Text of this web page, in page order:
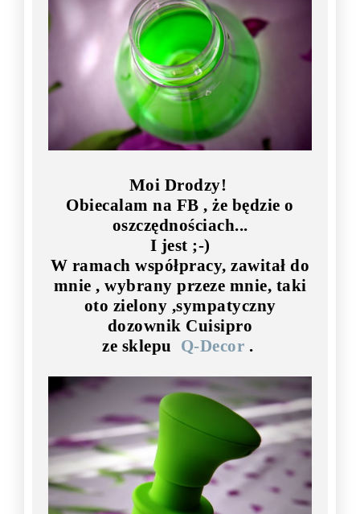
Moi Drodzy!
Obiecalam na FB , że będzie o
oszczędnościach...
I jest ;-)
W ramach współpracy, zawitał do
mnie , wybrany przeze mnie, taki
oto zielony ,sympatyczny
dozownik Cuisipro
ze sklepu Q-Decor .